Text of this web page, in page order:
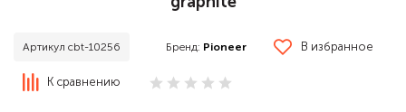
Артикул cbt-10256 Бренд: Pioneer В избранное
К сравнению